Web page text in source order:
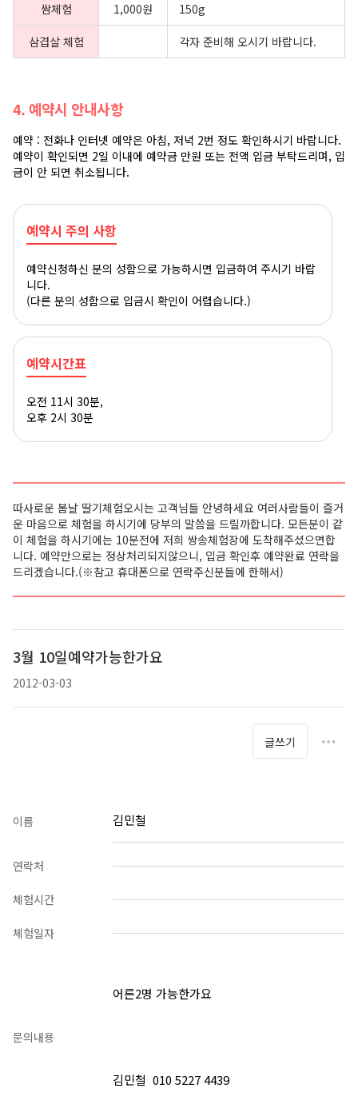
쌈체험 1,000원 150g
삼겹살 체험 각자 준비해 오시기 바랍니다.
4. 예약시 안내사항
예약 : 전화나 인터넷 예약은 아침, 저녁 2번 정도 확인하시기 바랍니다.
예약이 확인되면 2일 이내에 예약금 만원 또는 전액 입금 부탁드리며, 입
금이 안 되면 취소됩니다.
예약시 주의 사항
예약신청하신 분의 성함으로 가능하시면 입금하여 주시기 바랍
니다.
(다른 분의 성함으로 입금시 확인이 어렵습니다.)
예약시간표
오전 11시 30분,
오후 2시 30분
따사로운 봄날 딸기체험오시는 고객님들 안녕하세요 여러사람들이 즐거
운 마음으로 체험을 하시기에 당부의 말씀을 드릴까합니다. 모든분이 같
이 체험을 하시기에는 10분전에 저희 쌍송체험장에 도착해주셨으면합
니다. 예약만으로는 정상처리되지않으니, 입금 확인후 예약완료 연락을
드리겠습니다.(※참고 휴대폰으로 연락주신분들에 한해서)
3월 10일예약가능한가요
2012-03-03
글쓰기
이름 김민철
연락처
체험시간
체험일자
문의내용
어른2명 가능한가요
김민철 010 5227 4439